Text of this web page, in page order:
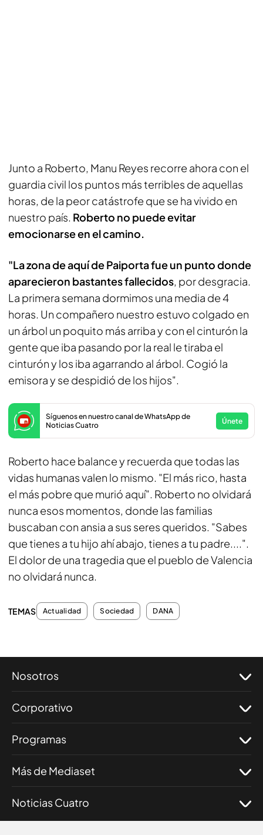
Junto a Roberto, Manu Reyes recorre ahora con el
guardia civil los puntos más terribles de aquellas
horas, de la peor catástrofe que se ha vivido en
nuestro país. Roberto no puede evitar
emocionarse en el camino.
"La zona de aquí de Paiporta fue un punto donde
aparecieron bastantes fallecidos, por desgracia.
La primera semana dormimos una media de 4
horas. Un compañero nuestro estuvo colgado en
un árbol un poquito más arriba y con el cinturón la
gente que iba pasando por la real le tiraba el
cinturón y los iba agarrando al árbol. Cogió la
emisora y se despidió de los hijos".
Síguenos en nuestro canal de WhatsApp de
Noticias Cuatro
Únete
Roberto hace balance y recuerda que todas las
vidas humanas valen lo mismo. "El más rico, hasta
el más pobre que murió aquí". Roberto no olvidará
nunca esos momentos, donde las familias
buscaban con ansia a sus seres queridos. "Sabes
que tienes a tu hijo ahí abajo, tienes a tu padre....".
El dolor de una tragedia que el pueblo de Valencia
no olvidará nunca.
TEMAS Actualidad Sociedad DANA
Nosotros
Corporativo
Programas
Más de Mediaset
Noticias Cuatro